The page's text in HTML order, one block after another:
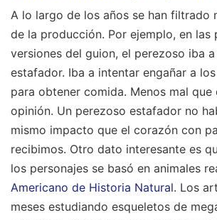
A lo largo de los años se han filtrado
de la producción. Por ejemplo, en las
versiones del guion, el perezoso iba
estafador. Iba a intentar engañar a
para obtener comida. Menos mal que
opinión. Un perezoso estafador no
mismo impacto que el corazón con
recibimos. Otro dato interesante es
los personajes se basó en animales
Americano de Historia Natural. Los
meses estudiando esqueletos de